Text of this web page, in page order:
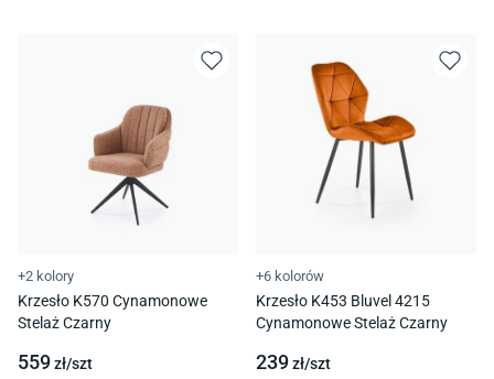
+2 kolory
Krzesło K570 Cynamonowe
Stelaż Czarny
559zł/szt
+6 kolorów
Krzesło K453 Bluvel 4215
Cynamonowe Stelaż Czarny
239zł/szt